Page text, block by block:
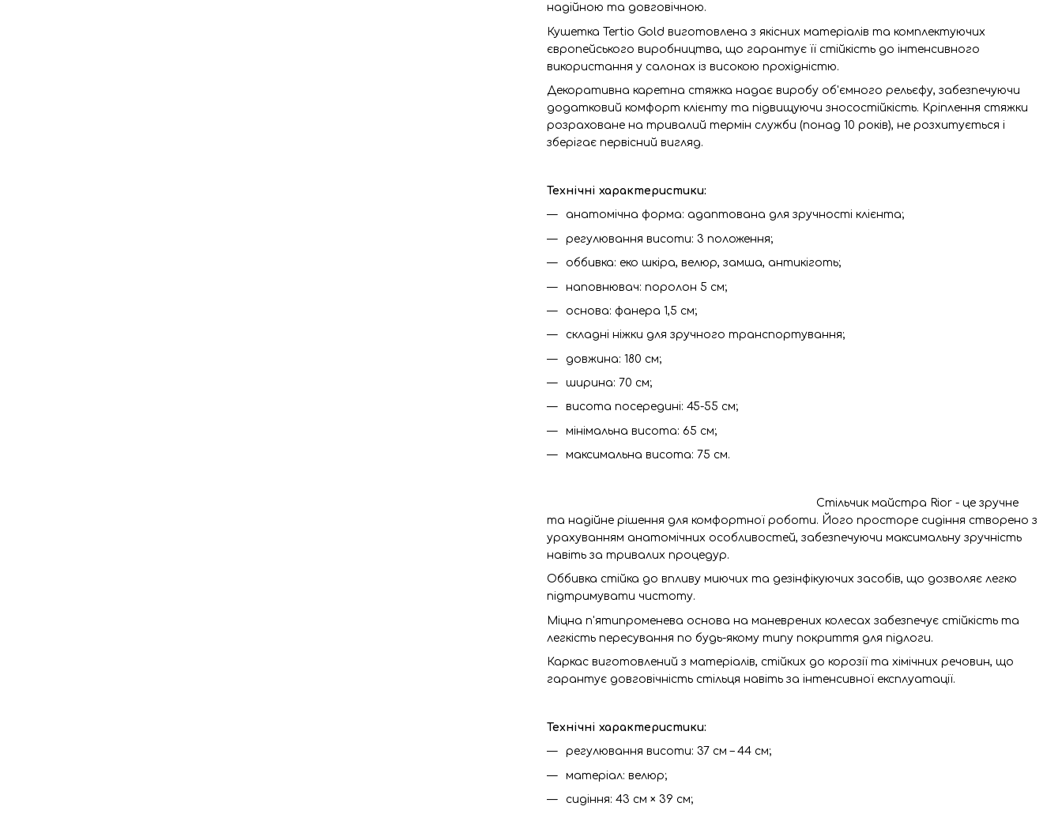
надійною та довговічною.
Кушетка Tertio Gold виготовлена з якісних матеріалів та комплектуючих
європейського виробництва, що гарантує її стійкість до інтенсивного
використання у салонах із високою прохідністю.
Декоративна каретна стяжка надає виробу об'ємного рельєфу, забезпечуючи
додатковий комфорт клієнту та підвищуючи зносостійкість. Кріплення стяжки
розраховане на тривалий термін служби (понад 10 років), не розхитується і
зберігає первісний вигляд.
Технічні характеристики:
анатомічна форма: адаптована для зручності клієнта;
регулювання висоти: 3 положення;
оббивка: еко шкіра, велюр, замша, антикіготь;
наповнювач: поролон 5 см;
основа: фанера 1,5 см;
складні ніжки для зручного транспортування;
довжина: 180 см;
ширина: 70 см;
висота посередині: 45-55 см;
мінімальна висота: 65 см;
максимальна висота: 75 см.
Стільчик майстра Rior - це зручне
та надійне рішення для комфортної роботи. Його просторе сидіння створено з
урахуванням анатомічних особливостей, забезпечуючи максимальну зручність
навіть за тривалих процедур.
Оббивка стійка до впливу миючих та дезінфікуючих засобів, що дозволяє легко
підтримувати чистоту.
Міцна п'ятипроменева основа на маневрених колесах забезпечує стійкість та
легкість пересування по будь-якому типу покриття для підлоги.
Каркас виготовлений з матеріалів, стійких до корозії та хімічних речовин, що
гарантує довговічність стільця навіть за інтенсивної експлуатації.
Технічні характеристики:
регулювання висоти: 37 см – 44 см;
матеріал: велюр;
сидіння: 43 см × 39 см;